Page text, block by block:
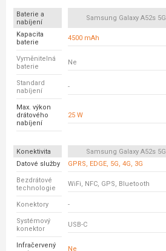
Baterie a
nabíjení
Samsung Galaxy A52s 5G
Kapacita
baterie
4500 mAh
Vyměnitelná
baterie
Ne
Standard
nabíjení
-
Max. výkon
drátového
nabíjení
25 W
Konektivita Samsung Galaxy A52s 5G
Datové služby
GPRS, EDGE, 5G, 4G, 3G
Bezdrátové
technologie
WiFi, NFC, GPS, Bluetooth
Konektory -
Systémový
konektor
USB-C
Infračervený
Ne